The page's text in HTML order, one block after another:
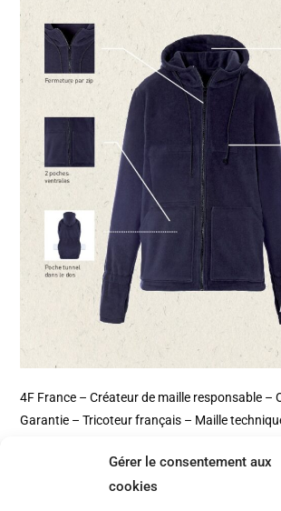
Gérer le consentement aux
cookies
4F France – Créateur de maille responsable –
Garantie – Tricoteur français – Maille
Natura – 2Life – Powershell – Maille non feu –
Antistatique – Maille ESD – Maille costume –